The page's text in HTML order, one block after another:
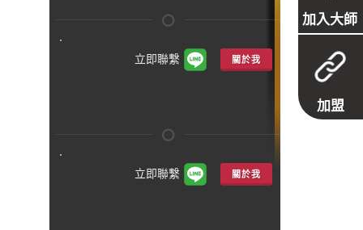
加入大師
加盟
關於我
立即聯繫
關於我
立即聯繫